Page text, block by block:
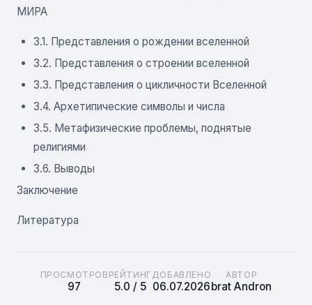
МИРА
3.1. Представления о рождении вселенной
3.2. Представления о строении вселенной
3.3. Представления о цикличности Вселенной
3.4. Архетипические символы и числа
3.5. Метафизические проблемы, поднятые
религиями
3.6. Выводы
Заключение
Литература
ПРОСМОТРОВ
97
РЕЙТИНГ
5.0 / 5
ДОБАВЛЕНО
06.07.2026
АВТОР
brat Andron